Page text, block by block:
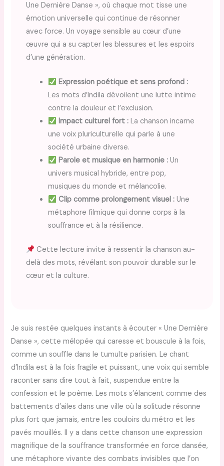
Une Dernière Danse », où chaque mot tisse une
émotion universelle qui continue de résonner
avec force. Un voyage sensible au cœur d’une
œuvre qui a su capter les blessures et les espoirs
d’une génération.
Expression poétique et sens profond :
Les mots d’Indila dévoilent une lutte intime
contre la douleur et l’exclusion.
Impact culturel fort :La chanson incarne
une voix pluriculturelle qui parle à une
société urbaine diverse.
Parole et musique en harmonie :Un
univers musical hybride, entre pop,
musiques du monde et mélancolie.
Clip comme prolongement visuel :Une
métaphore filmique qui donne corps à la
souffrance et à la résilience.
Cette lecture invite à ressentir la chanson au-
delà des mots, révélant son pouvoir durable sur le
cœur et la culture.
Je suis restée quelques instants à écouter « Une Dernière
Danse », cette mélopée qui caresse et bouscule à la fois,
comme un souffle dans le tumulte parisien. Le chant
d’Indila est à la fois fragile et puissant, une voix qui semble
raconter sans dire tout à fait, suspendue entre la
confession et le poème. Les mots s’élancent comme des
battements d’ailes dans une ville où la solitude résonne
plus fort que jamais, entre les couloirs du métro et les
pavés mouillés. Il y a dans cette chanson une expression
magnifique de la souffrance transformée en force dansée,
une métaphore vivante des combats invisibles que l’on